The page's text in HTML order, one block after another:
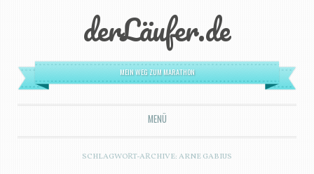
derLäufer.de
MEIN WEG ZUM MARATHON
MENÜ
ZUM INHALT SPRINGEN
SCHLAGWORT-ARCHIVE:ARNE GABIUS